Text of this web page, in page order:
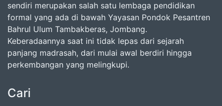
sendiri merupakan salah satu lembaga pendidikan
formal yang ada di bawah Yayasan Pondok Pesantren
Bahrul Ulum Tambakberas, Jombang.
Keberadaannya saat ini tidak lepas dari sejarah
panjang madrasah, dari mulai awal berdiri hingga
perkembangan yang melingkupi.
Cari